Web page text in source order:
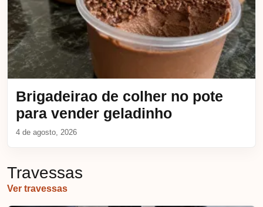
Brigadeirao de colher no pote
para vender geladinho
4 de agosto, 2026
Travessas
Ver travessas